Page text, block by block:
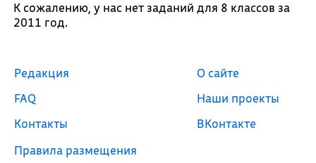
К сожалению, у нас нет заданий для 8 классов за
2011 год.
Редакция
FAQ
Контакты
Правила размещения
О сайте
Наши проекты
ВКонтакте